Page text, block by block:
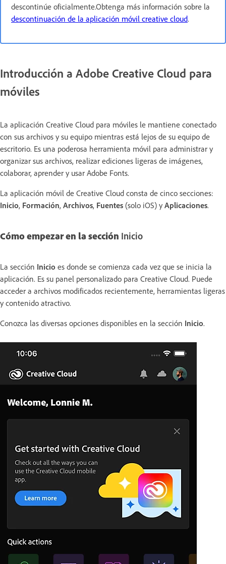
descontinúe oficialmente.Obtenga más información sobre la
descontinuación de la aplicación móvil creative cloud.
Introducción a Adobe Creative Cloud para
móviles
La aplicación Creative Cloud para móviles le mantiene conectado
con sus archivos y su equipo mientras está lejos de su equipo de
escritorio. Es una poderosa herramienta móvil para administrar y
organizar sus archivos, realizar ediciones ligeras de imágenes,
colaborar, aprender y usar Adobe Fonts.
La aplicación móvil de Creative Cloud consta de cinco secciones:
Inicio, Formación, Archivos, Fuentes (solo iOS) y Aplicaciones.
Cómo empezar en la sección Inicio
La sección Inicio es donde se comienza cada vez que se inicia la
aplicación. Es su panel personalizado para Creative Cloud. Puede
acceder a archivos modificados recientemente, herramientas ligeras
y contenido atractivo.
Conozca las diversas opciones disponibles en la sección Inicio.